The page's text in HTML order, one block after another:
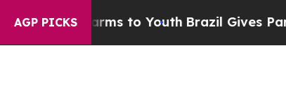
AGP PICKS
Harms to Youth Brazil Gives Parents